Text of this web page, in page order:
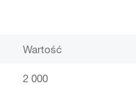
Wartość
2 000